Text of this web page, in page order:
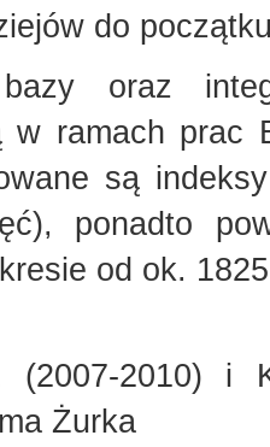
do
bazy oraz
w ramach prac
są
ponadto
od ok.
(2007-2010) i
Żurka